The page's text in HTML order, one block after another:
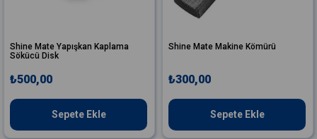
Shine Mate Yapışkan Kaplama
Sökücü Disk
₺500,00
Sepete Ekle
Shine Mate Makine Kömürü
₺300,00
Sepete Ekle